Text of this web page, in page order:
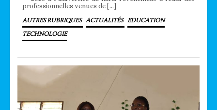
professionnelles venues de […]
AUTRES RUBRIQUES ACTUALITÉS EDUCATION
TECHNOLOGIE